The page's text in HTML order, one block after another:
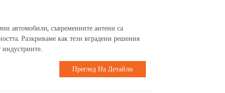
автомобили, съвременните антени са
Разкриваме как тези вградени решения
Преглед На Детайли